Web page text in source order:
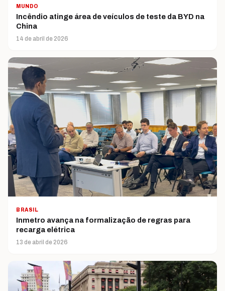
MUNDO
Incêndio atinge área de veículos de teste da BYD na
China
14 de abril de 2026
BRASIL
Inmetro avança na formalização de regras para
recarga elétrica
13 de abril de 2026